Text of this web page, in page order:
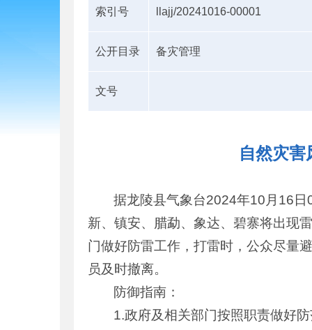
索引号 llajj/20241016-00001
公开目录 备灾管理
文号
自然灾
据龙陵县气象台2024年10月16
新、镇安、腊勐、象达、碧寨将出现
门做好防雷工作，打雷时，公众尽量
员及时撤离。
防御指南：
1.政府及相关部门按照职责做好